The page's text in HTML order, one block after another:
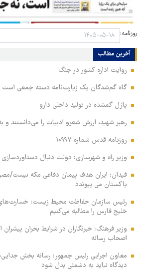
روزنامه:
آخرین مطالب
روایت اداره کشور در جنگ
گاه گم‌شدگان یک زیارت‌نامه دسته جمعی است
پازل گمشده در تولید داخلی دارو
رهبر شهید، ارزش شعرو ادبیات را می‌دانستند
روزنامه قدس شماره ۱۰۹۹۷
وزیر راه و شهرسازی: دولت دنبال
فیدان: ایران هدف پیمان دفاعی مکه نیست/
پاکستان می پیوندد
رئیس سازمان حفاظت محیط زیست:
خلیج فارس را مطالبه‌ می‌کنیم
وزیر فرهنگ: خبرنگاران در شرایط بحران پیشران
اصحاب رسانه
معاون اجرایی رئیس جمهور: رسانه بخش
دیدگاه نباید به دشمنی بدل شود